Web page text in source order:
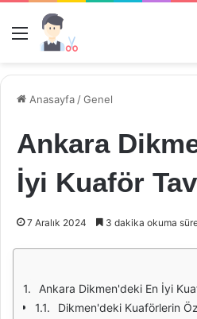
Menü
Anasayfa /Genel
Ankara
İyi Kuaför
7 Aralık 2024 3 dakika okuma
Ankara Dikmen'deki En İyi
Dikmen'deki Kuaförlerin